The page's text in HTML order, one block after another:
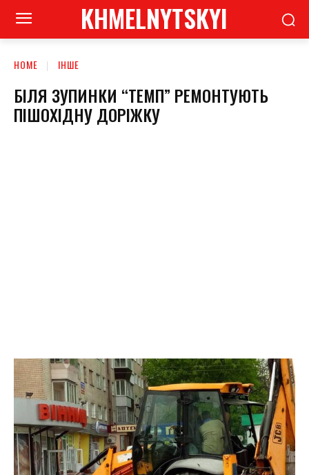
KHMELNYTSKYI
HOME ІНШЕ
БІЛЯ ЗУПИНКИ “ТЕМП” РЕМОНТУЮТЬ
ПІШОХІДНУ ДОРІЖКУ